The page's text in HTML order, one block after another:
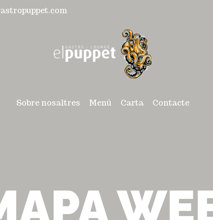
Sobre nosaltres Menú Carta Contacte